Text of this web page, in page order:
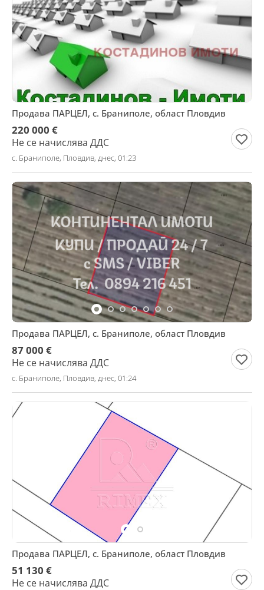
Продава ПАРЦЕЛ, с. Браниполе, област Пловдив
220 000 €
Не се начислява ДДС
с. Браниполе, Пловдив, днес, 01:23
Продава ПАРЦЕЛ, с. Браниполе, област Пловдив
87 000 €
Не се начислява ДДС
с. Браниполе, Пловдив, днес, 01:24
Продава ПАРЦЕЛ, с. Браниполе, област Пловдив
51 130 €
Не се начислява ДДС